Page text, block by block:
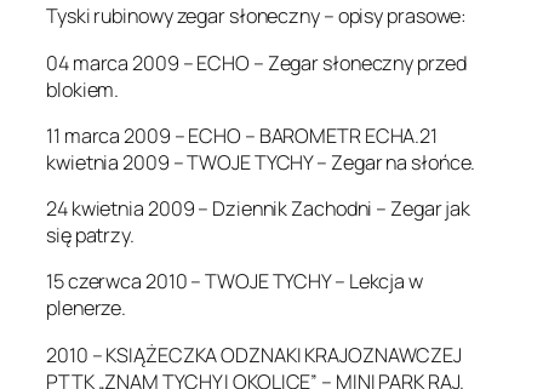
Tyski rubinowy zegar słoneczny – opisy prasowe:
04 marca 2009 – ECHO – Zegar słoneczny przed
blokiem.
11 marca 2009 – ECHO – BAROMETR ECHA.21
kwietnia 2009 – TWOJE TYCHY – Zegar na słońce.
24 kwietnia 2009 – Dziennik Zachodni – Zegar jak
się patrzy.
15 czerwca 2010 – TWOJE TYCHY – Lekcja w
plenerze.
2010 – KSIĄŻECZKA ODZNAKI KRAJOZNAWCZEJ
PTTK „ZNAM TYCHY I OKOLICE” – MINI PARK RAJ.